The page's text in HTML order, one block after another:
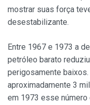
mostrar suas força
desestabilizante.
Entre 1967 e 1973 a
petróleo barato
perigosamente baixos.
aproximadamente 3
em 1973 esse número